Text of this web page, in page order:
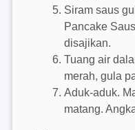
Siram saus
Pancake
disajikan.
Tuang air
merah, gula
Aduk-aduk.
matang.